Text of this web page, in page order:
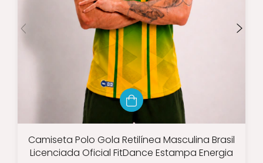
Camiseta Polo Gola Retilínea Masculina Brasil
Licenciada Oficial FitDance Estampa Energia